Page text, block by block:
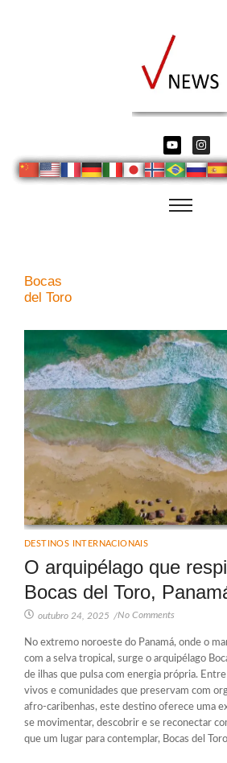
Bocas
del Toro
DESTINOS INTERNACIONAIS
O arquipélago que
Bocas del Toro,
outubro 24, 2025 /No Comments
No extremo noroeste do Panamá, onde o
com a selva tropical, surge o arquipélago
de ilhas que pulsa com energia própria.
vivos e comunidades que preservam com
afro-caribenhas, este destino oferece uma
se movimentar, descobrir e se reconectar
que um lugar para contemplar, Bocas del